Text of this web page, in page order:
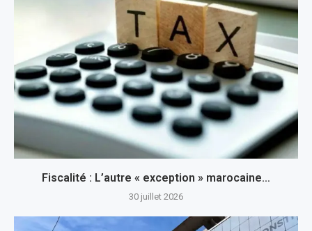
Fiscalité : L’autre « exception » marocaine…
30 juillet 2026